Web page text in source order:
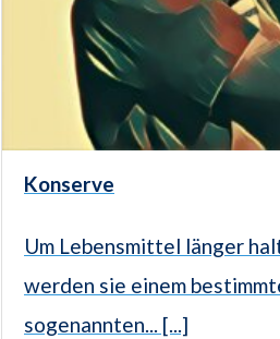
Konserve
Um Lebensmittel länger
werden sie einem
sogenannten... [...]